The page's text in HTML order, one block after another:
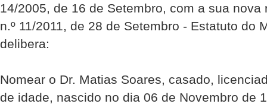
14/2005, de 16 de Setembro, com a sua
n.º 11/2011, de 28 de Setembro - Estatuto do
delibera: 
Nomear o Dr. Matias Soares, casado,
de idade, nascido no dia 06 de Novembro de